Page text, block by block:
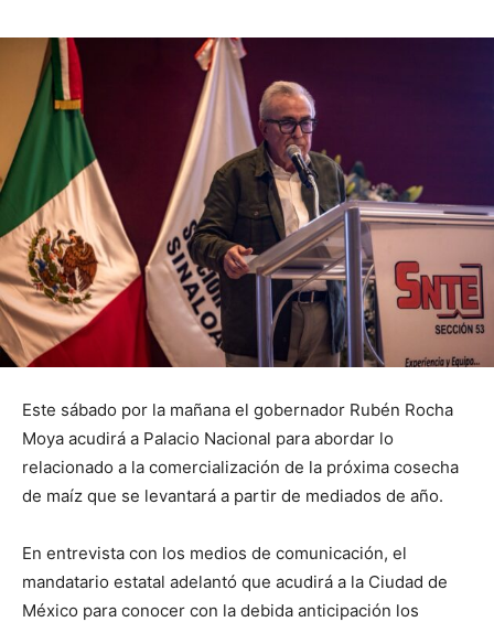
Este sábado por la mañana el gobernador Rubén Rocha
Moya acudirá a Palacio Nacional para abordar lo
relacionado a la comercialización de la próxima cosecha
de maíz que se levantará a partir de mediados de año.
En entrevista con los medios de comunicación, el
mandatario estatal adelantó que acudirá a la Ciudad de
México para conocer con la debida anticipación los